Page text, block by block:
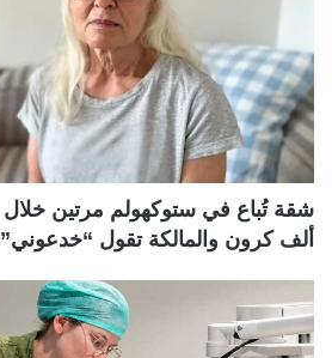
ألف كرون والمالكة تقول “خدعوني”